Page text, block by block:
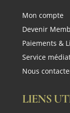
Mon compte
Devenir
Paiements &
Service
Nous
LIENS